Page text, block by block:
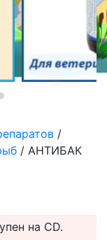
/
/ АНТИБАК
на CD.